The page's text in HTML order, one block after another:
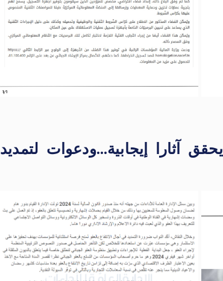
العفو الجبائي لسنة 2024 يحقق آثارا إيجابية…ودعوات لتمديد